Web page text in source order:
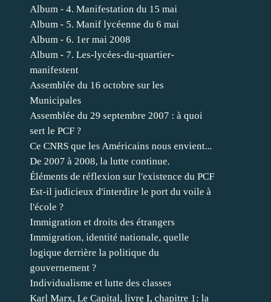
Album - 4. Manifestation du 15 mai
Album - 5. Manif lycéenne du 6 mai
Album - 6. 1er mai 2008
Album - 7. Les-lycées-du-quartier-
manifestent
Assemblée du 16 octobre sur les
Municipales
Assemblée du 29 septembre 2007 : à quoi
sert le PCF ?
Ce CNRS que les Américains nous envient...
De 2007 à 2008, la lutte continue.
Éléments de réflexion sur l'existence du PCF
Est-il judicieux d'interdire le port du voile à
l'école ?
Immigration et droits des étrangers
Immigration, identité nationale, quelle
logique derrière la politique du
gouvernement ?
Individualisme et lutte des classes
Karl Marx, Le Capital, livre I, chapitre 1: la